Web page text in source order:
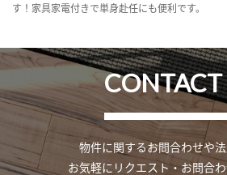
す！家具家電付きで単身赴任にも便利です。
CONTACT
物件に関するお問合わせや法
お気軽にリクエスト・お問合